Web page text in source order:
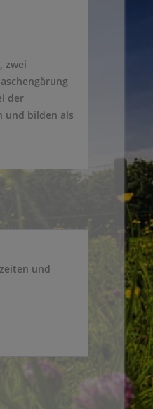
zwei
der
und bilden als
und